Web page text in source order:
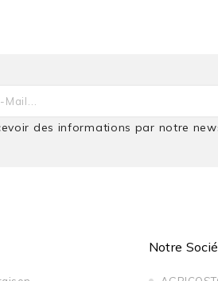
BELARIA®
Agriculture Biologique
des informations par notre
Notre